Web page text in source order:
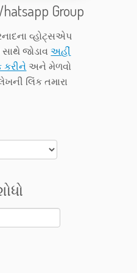
Group
વ્હોટ્સએપ
જોડાવઅહીં
કરીને અને મેળવો
લિંક તમારા